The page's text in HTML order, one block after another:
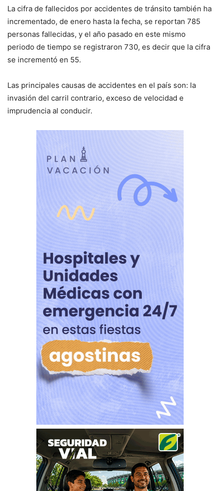
La cifra de fallecidos por accidentes de tránsito también ha
incrementado, de enero hasta la fecha, se reportan 785
personas fallecidas, y el año pasado en este mismo
periodo de tiempo se registraron 730, es decir que la cifra
se incrementó en 55.
Las principales causas de accidentes en el país son: la
invasión del carril contrario, exceso de velocidad e
imprudencia al conducir.